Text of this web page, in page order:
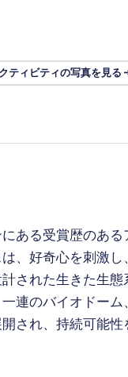
ティビティの写真を見る
ある受賞歴のある
、好奇心を刺激し
された生きた生態
連のバイオドーム
され、持続可能性
オファームでは、